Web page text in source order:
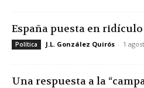
España puesta en ridículo
Política J.L. González Quirós - 1
Una respuesta a la